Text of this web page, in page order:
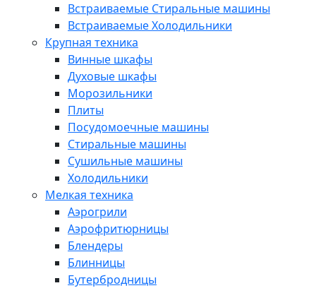
Встраиваемые Стиральные машины
Встраиваемые Холодильники
Крупная техника
Винные шкафы
Духовые шкафы
Морозильники
Плиты
Посудомоечные машины
Стиральные машины
Сушильные машины
Холодильники
Мелкая техника
Аэрогрили
Аэрофритюрницы
Блендеры
Блинницы
Бутербродницы